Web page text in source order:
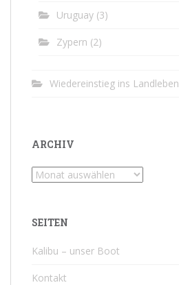
Uruguay (3)
Zypern (2)
Wiedereinstieg ins Landleben
ARCHIV
Archiv
SEITEN
Kalibu – unser Boot
Kontakt